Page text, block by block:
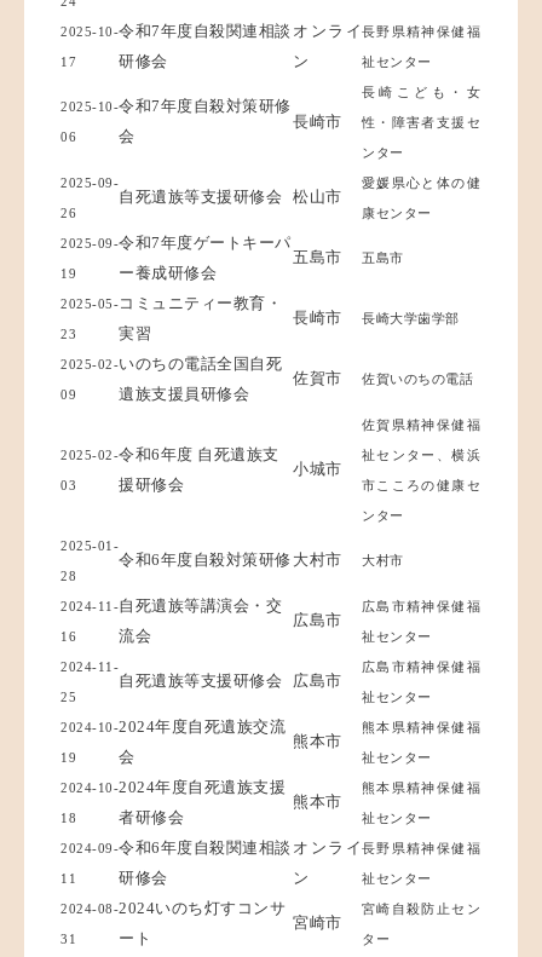
2025-10-
17
令和7年度自殺関連相談
研修会
オンライ
ン
長野県精神保健福
祉センター
2025-10-
06
令和7年度自殺対策研修
会
長崎市
長崎こども・女
性・障害者支援セ
ンター
2025-09-
26
自死遺族等支援研修会 松山市
愛媛県心と体の健
康センター
2025-09-
19
令和7年度ゲートキーパ
ー養成研修会
五島市 五島市
2025-05-
23
コミュニティー教育・
実習
長崎市 長崎大学歯学部
2025-02-
09
いのちの電話全国自死
遺族支援員研修会
佐賀市 佐賀いのちの電話
2025-02-
03
令和6年度 自死遺族支
援研修会
小城市
佐賀県精神保健福
祉センター、横浜
市こころの健康セ
ンター
2025-01-
28
令和6年度自殺対策研修 大村市 大村市
2024-11-
16
自死遺族等講演会・交
流会
広島市
広島市精神保健福
祉センター
2024-11-
25
自死遺族等支援研修会 広島市
広島市精神保健福
祉センター
2024-10-
19
2024年度自死遺族交流
会
熊本市
熊本県精神保健福
祉センター
2024-10-
18
2024年度自死遺族支援
者研修会
熊本市
熊本県精神保健福
祉センター
2024-09-
11
令和6年度自殺関連相談
研修会
オンライ
ン
長野県精神保健福
祉センター
2024-08-
31
2024いのち灯すコンサ
ート
宮崎市
宮崎自殺防止セン
ター